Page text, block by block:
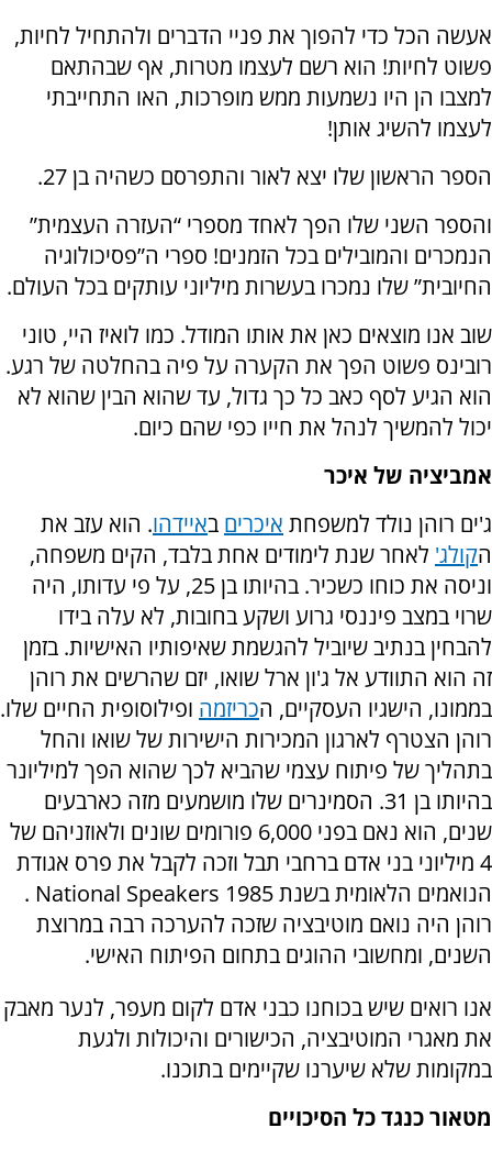
אעשה הכל כדי להפוך את פניי הדברים ולהתחיל לחיות,
פשוט לחיות! הוא רשם לעצמו מטרות, אף שבהתאם
למצבו הן היו נשמעות ממש מופרכות, האו התחייבתי
לעצמו להשיג אותן!
הספר הראשון שלו יצא לאור והתפרסם כשהיה בן 27.
והספר השני שלו הפך לאחד מספרי “העזרה העצמית”
הנמכרים והמובילים בכל הזמנים! ספרי ה”פסיכולוגיה
החיובית” שלו נמכרו בעשרות מיליוני עותקים בכל העולם.
שוב אנו מוצאים כאן את אותו המודל. כמו לואיז היי, טוני
רובינס פשוט הפך את הקערה על פיה בהחלטה של רגע.
הוא הגיע לסף כאב כל כך גדול, עד שהוא הבין שהוא לא
יכול להמשיך לנהל את חייו כפי שהם כיום.
אמביציה של איכר
ג'ים רוהן נולד למשפחת איכרים באיידהו. הוא עזב את
הקולג' לאחר שנת לימודים אחת בלבד, הקים משפחה,
וניסה את כוחו כשכיר. בהיותו בן 25, על פי עדותו, היה
שרוי במצב פיננסי גרוע ושקע בחובות, לא עלה בידו
להבחין בנתיב שיוביל להגשמת שאיפותיו האישיות. בזמן
זה הוא התוודע אל ג'ון ארל שואו, יזם שהרשים את רוהן
בממונו, הישגיו העסקיים, הכריזמה ופילוסופית החיים שלו.
רוהן הצטרף לארגון המכירות הישירות של שואו והחל
בתהליך של פיתוח עצמי שהביא לכך שהוא הפך למיליונר
בהיותו בן 31. הסמינרים שלו מושמעים מזה כארבעים
שנים, הוא נאם בפני 6,000 פורומים שונים ולאוזניהם של
4 מיליוני בני אדם ברחבי תבל וזכה לקבל את פרס אגודת
הנואמים הלאומית בשנת 1985
.
רוהן היה נואם מוטיבציה שזכה להערכה רבה במרוצת
השנים, ומחשובי ההוגים בתחום הפיתוח האישי.
אנו רואים שיש בכוחנו כבני אדם לקום מעפר, לנער מאבק
את מאגרי המוטיבציה, הכישורים והיכולות ולגעת
במקומות שלא שיערנו שקיימים בתוכנו.
מטאור כנגד כל הסיכויים